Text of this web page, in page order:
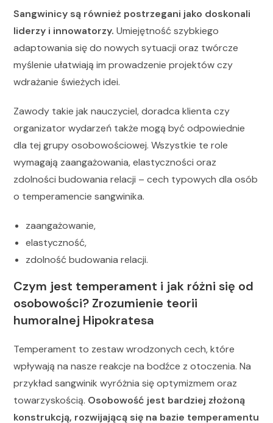
Sangwinicy są również postrzegani jako doskonali
liderzy i innowatorzy. Umiejętność szybkiego
adaptowania się do nowych sytuacji oraz twórcze
myślenie ułatwiają im prowadzenie projektów czy
wdrażanie świeżych idei.
Zawody takie jak nauczyciel, doradca klienta czy
organizator wydarzeń także mogą być odpowiednie
dla tej grupy osobowościowej. Wszystkie te role
wymagają zaangażowania, elastyczności oraz
zdolności budowania relacji – cech typowych dla osób
o temperamencie sangwinika.
zaangażowanie,
elastyczność,
zdolność budowania relacji.
Czym jest temperament i jak różni się od
osobowości? Zrozumienie teorii
humoralnej Hipokratesa
Temperament to zestaw wrodzonych cech, które
wpływają na nasze reakcje na bodźce z otoczenia. Na
przykład sangwinik wyróżnia się optymizmem oraz
towarzyskością. Osobowość jest bardziej złożoną
konstrukcją, rozwijającą się na bazie temperamentu